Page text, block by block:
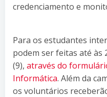
credenciamento e
Para os estudantes
podem ser feitas até às
(9), através do
Informática. Além da
os voluntários